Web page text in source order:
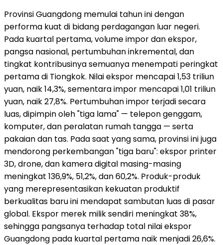
Provinsi Guangdong memulai tahun ini dengan
performa kuat di bidang perdagangan luar negeri.
Pada kuartal pertama, volume impor dan ekspor,
pangsa nasional, pertumbuhan inkremental, dan
tingkat kontribusinya semuanya menempati peringkat
pertama di Tiongkok. Nilai ekspor mencapai 1,53 triliun
yuan, naik 14,3%, sementara impor mencapai 1,01 triliun
yuan, naik 27,8%. Pertumbuhan impor terjadi secara
luas, dipimpin oleh "tiga lama" — telepon genggam,
komputer, dan peralatan rumah tangga — serta
pakaian dan tas. Pada saat yang sama, provinsi ini juga
mendorong perkembangan "tiga baru": ekspor printer
3D, drone, dan kamera digital masing-masing
meningkat 136,9%, 51,2%, dan 60,2%. Produk-produk
yang merepresentasikan kekuatan produktif
berkualitas baru ini mendapat sambutan luas di pasar
global. Ekspor merek milik sendiri meningkat 38%,
sehingga pangsanya terhadap total nilai ekspor
Guangdong pada kuartal pertama naik menjadi 26,6%.